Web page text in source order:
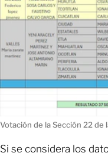
Votación de la Sección 22 de
Si se considera los